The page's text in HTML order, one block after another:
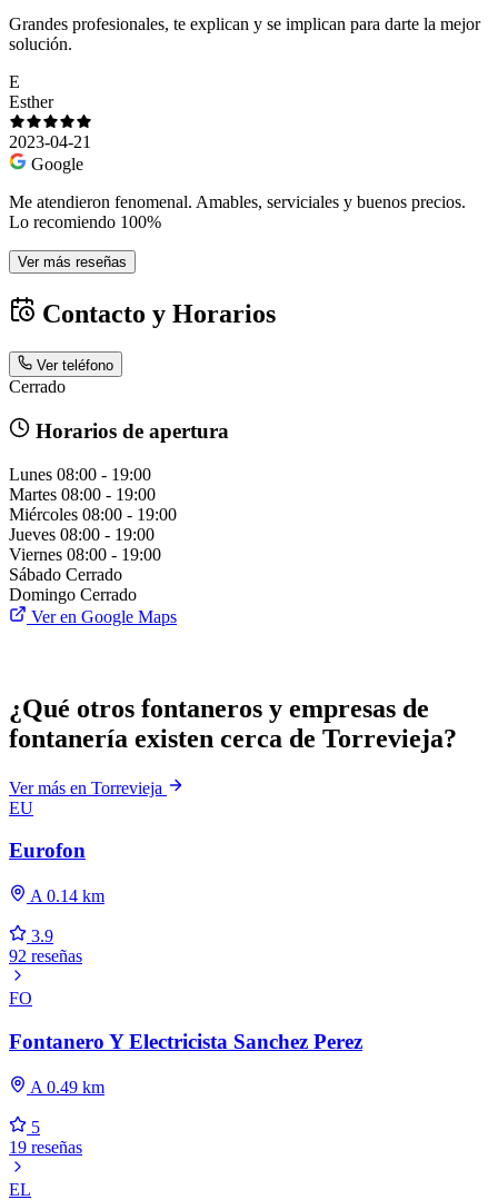
Grandes profesionales, te explican y se implican para darte la mejor
solución.
E
Esther
2023-04-21
Google
Me atendieron fenomenal. Amables, serviciales y buenos precios.
Lo recomiendo 100%
Ver más reseñas
Contacto y Horarios
Ver teléfono
Cerrado
Horarios de apertura
Lunes 08:00 - 19:00
Martes 08:00 - 19:00
Miércoles 08:00 - 19:00
Jueves 08:00 - 19:00
Viernes 08:00 - 19:00
Sábado Cerrado
Domingo Cerrado
Ver en Google Maps
¿Qué otros fontaneros y empresas de
fontanería existen cerca de Torrevieja?
Ver más en Torrevieja
EU
Eurofon
A 0.14 km
3.9
92 reseñas
FO
Fontanero Y Electricista Sanchez Perez
A 0.49 km
5
19 reseñas
EL